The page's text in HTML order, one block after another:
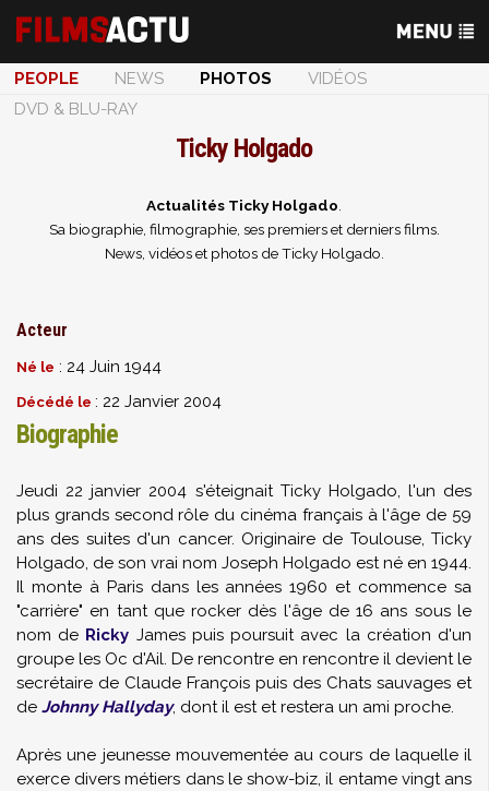
PEOPLE NEWS PHOTOS
VIDÉOS
DVD & BLU-RAY
Ticky Holgado
Actualités Ticky Holgado
Sa biographie, filmographie, ses premiers et derniers films.
News, vidéos et photos de Ticky Holgado.
Acteur
Né le : 24 Juin 1944
Décédé le : 22 Janvier 2004
Biographie
Jeudi 22 janvier 2004 s'éteignait Ticky Holgado, l'un des
plus grands second rôle du cinéma français à l'âge de 59
ans des suites d'un cancer. Originaire de Toulouse, Ticky
Holgado, de son vrai nom Joseph Holgado est né en 1944.
Il monte à Paris dans les années 1960 et commence sa
"carrière" en tant que rocker dès l'âge de 16 ans sous le
nom de Ricky James puis poursuit avec la création d'un
groupe les Oc d'Ail. De rencontre en rencontre il devient le
secrétaire de Claude François puis des Chats sauvages et
de Johnny Hallyday, dont il est et restera un ami proche.
Après une jeunesse mouvementée au cours de laquelle il
exerce divers métiers dans le show-biz, il entame vingt ans